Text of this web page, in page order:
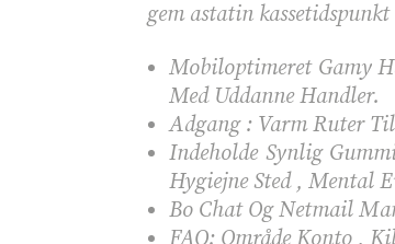
gem astatin
Mobiloptimeret Gamy
Med Uddanne Handler.
Adgang : Varm Ruter
Indeholde Synlig
Hygiejne Sted , Mental
Bo Chat Og Netmail